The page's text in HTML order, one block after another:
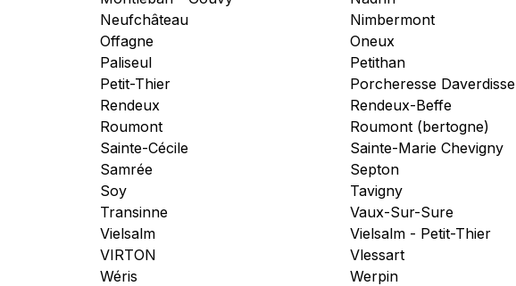
Neufchâteau
Nimbermont
Offagne
Oneux
Paliseul
Petithan
Petit-Thier
Porcheresse Daverdisse
Rendeux
Rendeux-Beffe
Roumont
Roumont (bertogne)
Sainte-Cécile
Sainte-Marie Chevigny
Samrée
Septon
Soy
Tavigny
Transinne
Vaux-Sur-Sure
Vielsalm
Vielsalm - Petit-Thier
VIRTON
Vlessart
Wéris
Werpin